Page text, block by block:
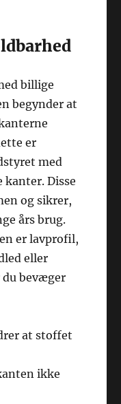
billige
begynder at
er
med
kanter. Disse
og sikrer,
års brug.
er lavprofil,
eller
du bevæger
at stoffet
ikke